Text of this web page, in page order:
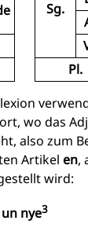
Sg.
Pl.
wo das
also zum
Artikel en,
wird:
nye3